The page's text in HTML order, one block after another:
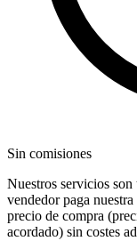
Sin comisiones
Nuestros servicios
vendedor paga
precio de compra
acordado) sin costes